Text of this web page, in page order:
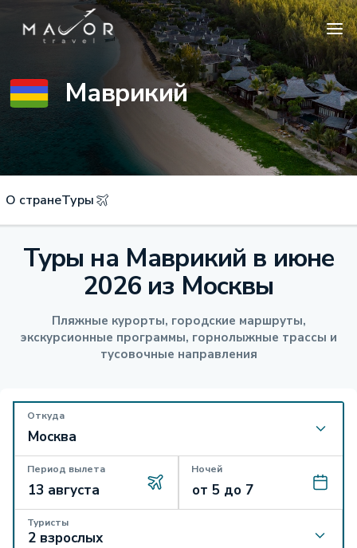
Маврикий
О странеТуры
Туры на Маврикий в июне
2026 из Москвы
Пляжные курорты, городские маршруты,
экскурсионные программы, горнолыжные трассы и
тусовочные направления
Откуда
Период вылета Ночей
Туристы